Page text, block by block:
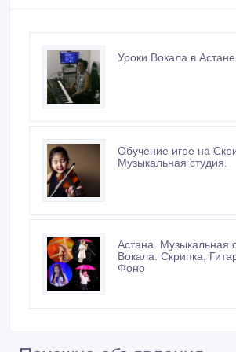
Уроки Вокала в Астане
Обучение игре на
Музыкальная студия.
Астана. Музыкальная
Вокала. Скрипка,
Фоно